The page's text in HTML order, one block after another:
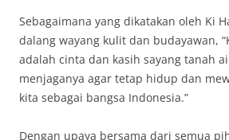
Sebagaimana yang dikatakan oleh Ki
dalang wayang kulit dan budayawan,
adalah cinta dan kasih sayang tanah
menjaganya agar tetap hidup dan
kita sebagai bangsa Indonesia.”
Dengan upaya bersama dari semua